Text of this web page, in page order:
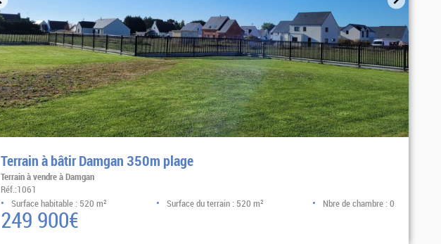
Terrain à bâtir Damgan 350m plage
Terrain à vendre à Damgan
Réf.:1061
Surface habitable : 520 m²
Surface du terrain : 520 m² Nbre de chambre : 0
249 900€